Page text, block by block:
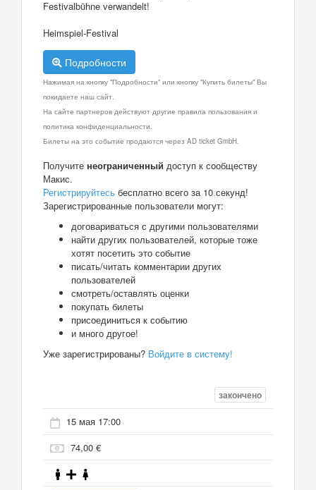
Festivalbühne verwandelt!
Heimspiel-Festival
Подробности
Нажимая на кнопку "Подробности" или кнопку "Купить билеты" Вы
покидаете наш сайт.
На сайте партнеров действуют другие правила пользования и
политика конфиденциальности.
Билеты на это событие продаются через AD ticket GmbH.
Получите неограниченный доступ к сообществу
Макис.
Регистрируйтесь бесплатно всего за 10 секунд!
Зарегистрированные пользователи могут:
договариваться с другими пользователями
найти других пользователей, которые тоже
хотят посетить это событие
писать/читать комментарии других
пользователей
смотреть/оставлять оценки
покупать билеты
присоединиться к событию
и много другое!
Уже зарегистрированы? Войдите в систему!
закончено
15 мая 17:00
74,00 €